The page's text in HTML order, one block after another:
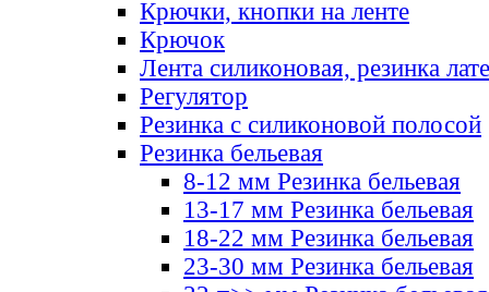
Крючки, кнопки на ленте
Крючок
Лента силиконовая, резинка
Регулятор
Резинка с силиконовой полосой
Резинка бельевая
8-12 мм Резинка бельевая
13-17 мм Резинка бельевая
18-22 мм Резинка бельевая
23-30 мм Резинка бельевая